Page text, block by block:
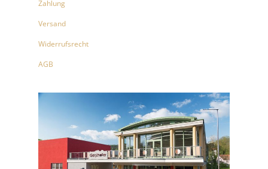
Zahlung
Versand
Widerrufsrecht
AGB